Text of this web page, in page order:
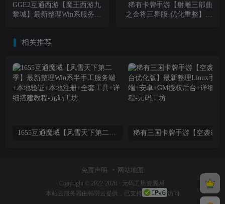
GGE2互通西游【魔王西游九
黎城】最新整理Win系服务端
稀有卡牌手游【射雕三部曲
之金将三界版-优化重整】最
相关推荐
免责声明 网站地图
Copyright © 2022-2026 · 元码工坊资源网
本站 云服务器由韩羽云提供，已支持 访问